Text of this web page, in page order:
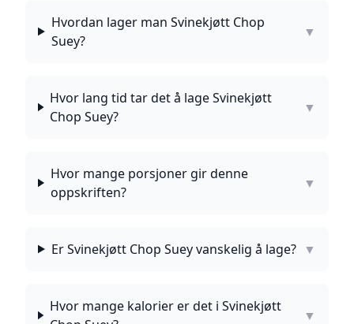
Hvordan lager man Svinekjøtt Chop
Suey?
▼
Hvor lang tid tar det å lage Svinekjøtt
Chop Suey?
▼
Hvor mange porsjoner gir denne
oppskriften?
▼
Er Svinekjøtt Chop Suey vanskelig å lage? ▼
Hvor mange kalorier er det i Svinekjøtt
▼